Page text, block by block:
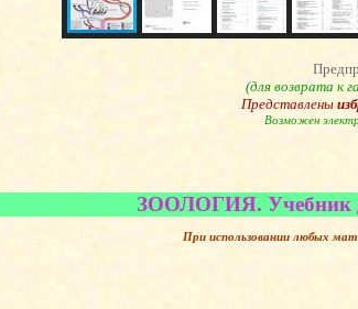
(для возврата к
Представлены
Возможен
ЗООЛОГИЯ. Учебник
При использовании любых